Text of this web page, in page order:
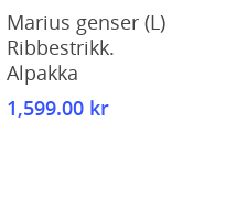
Marius genser (L)
Ribbestrikk.
Alpakka
1,599.00 kr